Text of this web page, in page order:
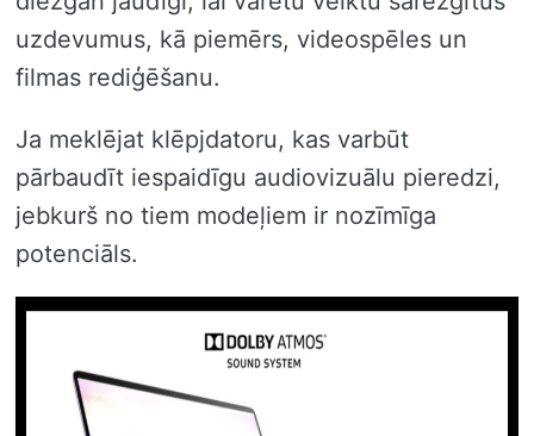
uzdevumus, kā piemērs, videospēles un
filmas rediģēšanu.
Ja meklējat klēpjdatoru, kas varbūt
pārbaudīt iespaidīgu audiovizuālu pieredzi,
jebkurš no tiem modeļiem ir nozīmīga
potenciāls.